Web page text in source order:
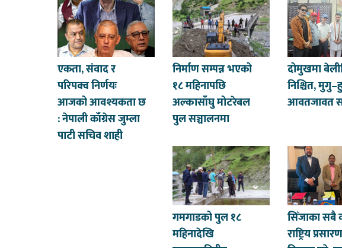
एकता, संवाद र
परिपक्व निर्णयः
आजको आवश्यकता छ
: नेपाली काँग्रेस जुम्ला
पाटी सचिव शाही
निर्माण सम्पन्न भएको
१८ महिनापछि
अल्कासाँघु मोटरेबल
पुल सञ्चालनमा
दोमुखमा
निश्चित,
आवतजावत
गमगाडको पुल १८
महिनादेखि
सिँजाका सबै
राष्ट्रिय